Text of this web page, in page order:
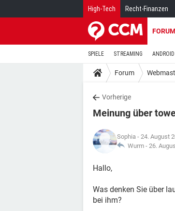
High-Tech Recht-Finanzen
FORUM
SPIELE STREAMING ANDROID
Forum
Vorherige
Meinung über
Sophia - 24. August
Wurm - 26.
Hallo,
Was denken Sie über
bei ihm?